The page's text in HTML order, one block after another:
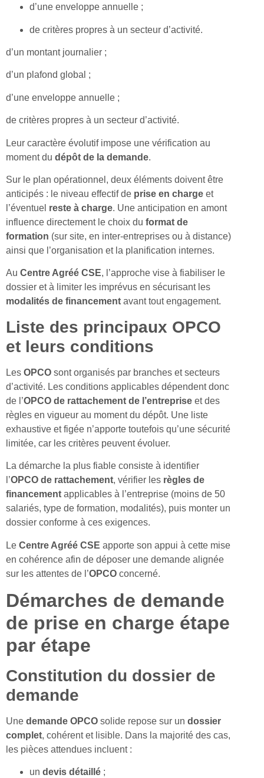
d’une enveloppe annuelle ;
de critères propres à un secteur d’activité.
d’un montant journalier ;
d’un plafond global ;
d’une enveloppe annuelle ;
de critères propres à un secteur d’activité.
Leur caractère évolutif impose une vérification au
moment du dépôt de la demande.
Sur le plan opérationnel, deux éléments doivent être
anticipés : le niveau effectif de prise en charge et
l’éventuel reste à charge. Une anticipation en amont
influence directement le choix du format de
formation (sur site, en inter-entreprises ou à distance)
ainsi que l’organisation et la planification internes.
Au Centre Agréé CSE, l’approche vise à fiabiliser le
dossier et à limiter les imprévus en sécurisant les
modalités de financement avant tout engagement.
Liste des principaux OPCO
et leurs conditions
Les OPCO sont organisés par branches et secteurs
d’activité. Les conditions applicables dépendent donc
de l’OPCO de rattachement de l’entreprise et des
règles en vigueur au moment du dépôt. Une liste
exhaustive et figée n’apporte toutefois qu’une sécurité
limitée, car les critères peuvent évoluer.
La démarche la plus fiable consiste à identifier
l’OPCO de rattachement, vérifier les règles de
financement applicables à l’entreprise (moins de 50
salariés, type de formation, modalités), puis monter un
dossier conforme à ces exigences.
Le Centre Agréé CSE apporte son appui à cette mise
en cohérence afin de déposer une demande alignée
sur les attentes de l’OPCO concerné.
Démarches de demande
de prise en charge étape
par étape
Constitution du dossier de
demande
Une demande OPCO solide repose sur un dossier
complet, cohérent et lisible. Dans la majorité des cas,
les pièces attendues incluent :
un devis détaillé ;